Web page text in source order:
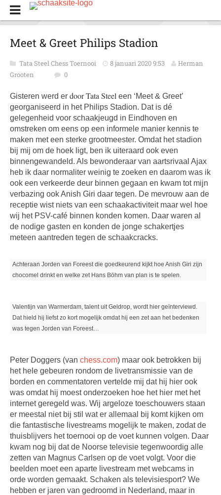
Meet & Greet Philips Stadion
Tata Steel Chess Toernooi 8 januari 2020 9:53
Herman
Grooten
0
Gisteren werd er door Tata Steel een ‘Meet & Greet’
georganiseerd in het Philips Stadion. Dat is dé
gelegenheid voor schaakjeugd in Eindhoven en
omstreken om eens op een informele manier kennis te
maken met een sterke grootmeester. Omdat het stadion
bij mij om de hoek ligt, ben ik uiteraard ook even
binnengewandeld. Als bewonderaar van aartsrivaal Ajax
heb ik daar normaliter weinig te zoeken en daarom was ik
ook een verkeerde deur binnen gegaan en kwam tot mijn
verbazing ook Anish Giri daar tegen. De mevrouw aan de
receptie wist niets van een schaakactiviteit maar wel hoe
wij het PSV-café binnen konden komen. Daar waren al
de nodige gasten en konden de jonge schakertjes
meteen aantreden tegen de schaakcracks.
Achteraan Jorden van Foreest die goedkeurend kijkt hoe Anish Giri zijn
chocomel drinkt en welke zet Hans Böhm van plan is te spelen.
Valentijn van Warmerdam, talent uit Geldrop, wordt hier geïnterviewd.
Dat hield hij liefst zo kort mogelijk omdat hij een zet aan het bedenken
was tegen Jorden van Foreest…
Peter Doggers (van chess.com) maar ook betrokken bij
het hele gebeuren rondom de livetransmissie van de
borden en commentatoren vertelde mij dat hij hier ook
was omdat hij moest onderzoeken hoe het hier met het
internet geregeld was. Wij argeloze toeschouwers staan
er meestal niet bij stil wat er allemaal bij komt kijken om
die fantastische livestreams mogelijk te maken, zodat de
thuisblijvers het toernooi op de voet kunnen volgen. Daar
kwam nog bij dat de Noorse televisie tegenwoordig alle
zetten van Magnus Carlsen op de voet volgt. Voor die
beelden moet een aparte livestream met webcams in
orde worden gemaakt. Schaken als televisiesport? We
hebben er jaren van gedroomd in Nederland, maar in